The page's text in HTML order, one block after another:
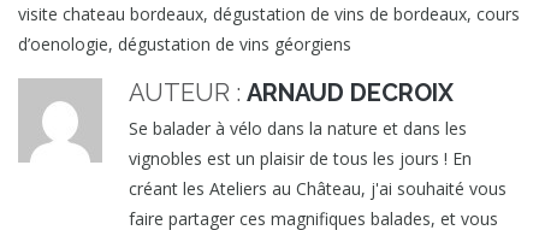
visite chateau bordeaux, dégustation de vins de bordeaux, cours
d’oenologie, dégustation de vins géorgiens
AUTEUR : ARNAUD DECROIX
Se balader à vélo dans la nature et dans les
vignobles est un plaisir de tous les jours ! En
créant les Ateliers au Château, j'ai souhaité vous
faire partager ces magnifiques balades, et vous